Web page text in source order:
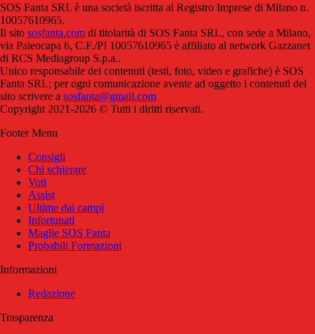
SOS Fanta SRL è una società iscritta al Registro Imprese di Milano n.
10057610965.
Il sito sosfanta.com di titolarità di SOS Fanta SRL, con sede a Milano,
via Paleocapa 6, C.F./PI 10057610965 è affiliato al network Gazzanet
di RCS Mediagroup S.p.a..
Unico responsabile dei contenuti (testi, foto, video e grafiche) è SOS
Fanta SRL; per ogni comunicazione avente ad oggetto i contenuti del
sito scrivere a sosfanta@gmail.com
Copyright 2021-2026 © Tutti i diritti riservati.
Footer Menu
Consigli
Chi schierare
Voti
Assist
Ultime dai campi
Infortunati
Maglie SOS Fanta
Probabili Formazioni
Informazioni
Redazione
Trasparenza